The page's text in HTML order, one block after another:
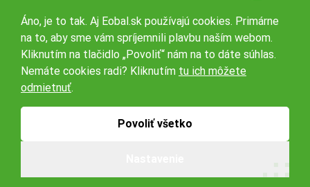
Naše pobočky:
Obchodné podmienky
Áno, je to tak. Aj Eobal.sk používajú cookies. Primárne
na to, aby sme vám spríjemnili plavbu naším webom.
Kliknutím na tlačidlo „Povoliť“ nám na to dáte súhlas.
Nemáte cookies radi? Kliknutím tu ich môžete
odmietnuť.
Povoliť všetko